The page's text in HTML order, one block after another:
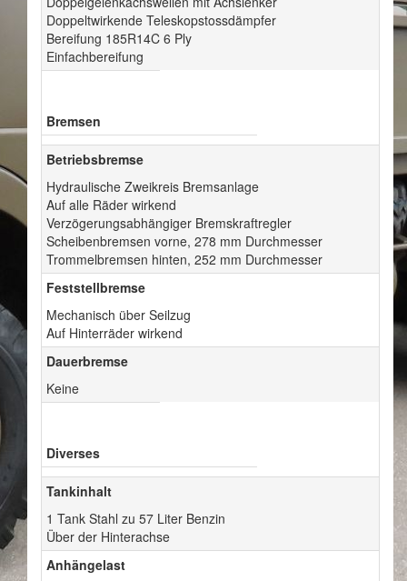
Doppeltwirkende Teleskopstossdämpfer
Bereifung 185R14C 6 Ply
Einfachbereifung
Bremsen
Betriebsbremse
Hydraulische Zweikreis Bremsanlage
Auf alle Räder wirkend
Verzögerungsabhängiger Bremskraftregler
Scheibenbremsen vorne, 278 mm Durchmesser
Trommelbremsen hinten, 252 mm Durchmesser
Feststellbremse
Mechanisch über Seilzug
Auf Hinterräder wirkend
Dauerbremse
Keine
Diverses
Tankinhalt
1 Tank Stahl zu 57 Liter Benzin
Über der Hinterachse
Anhängelast